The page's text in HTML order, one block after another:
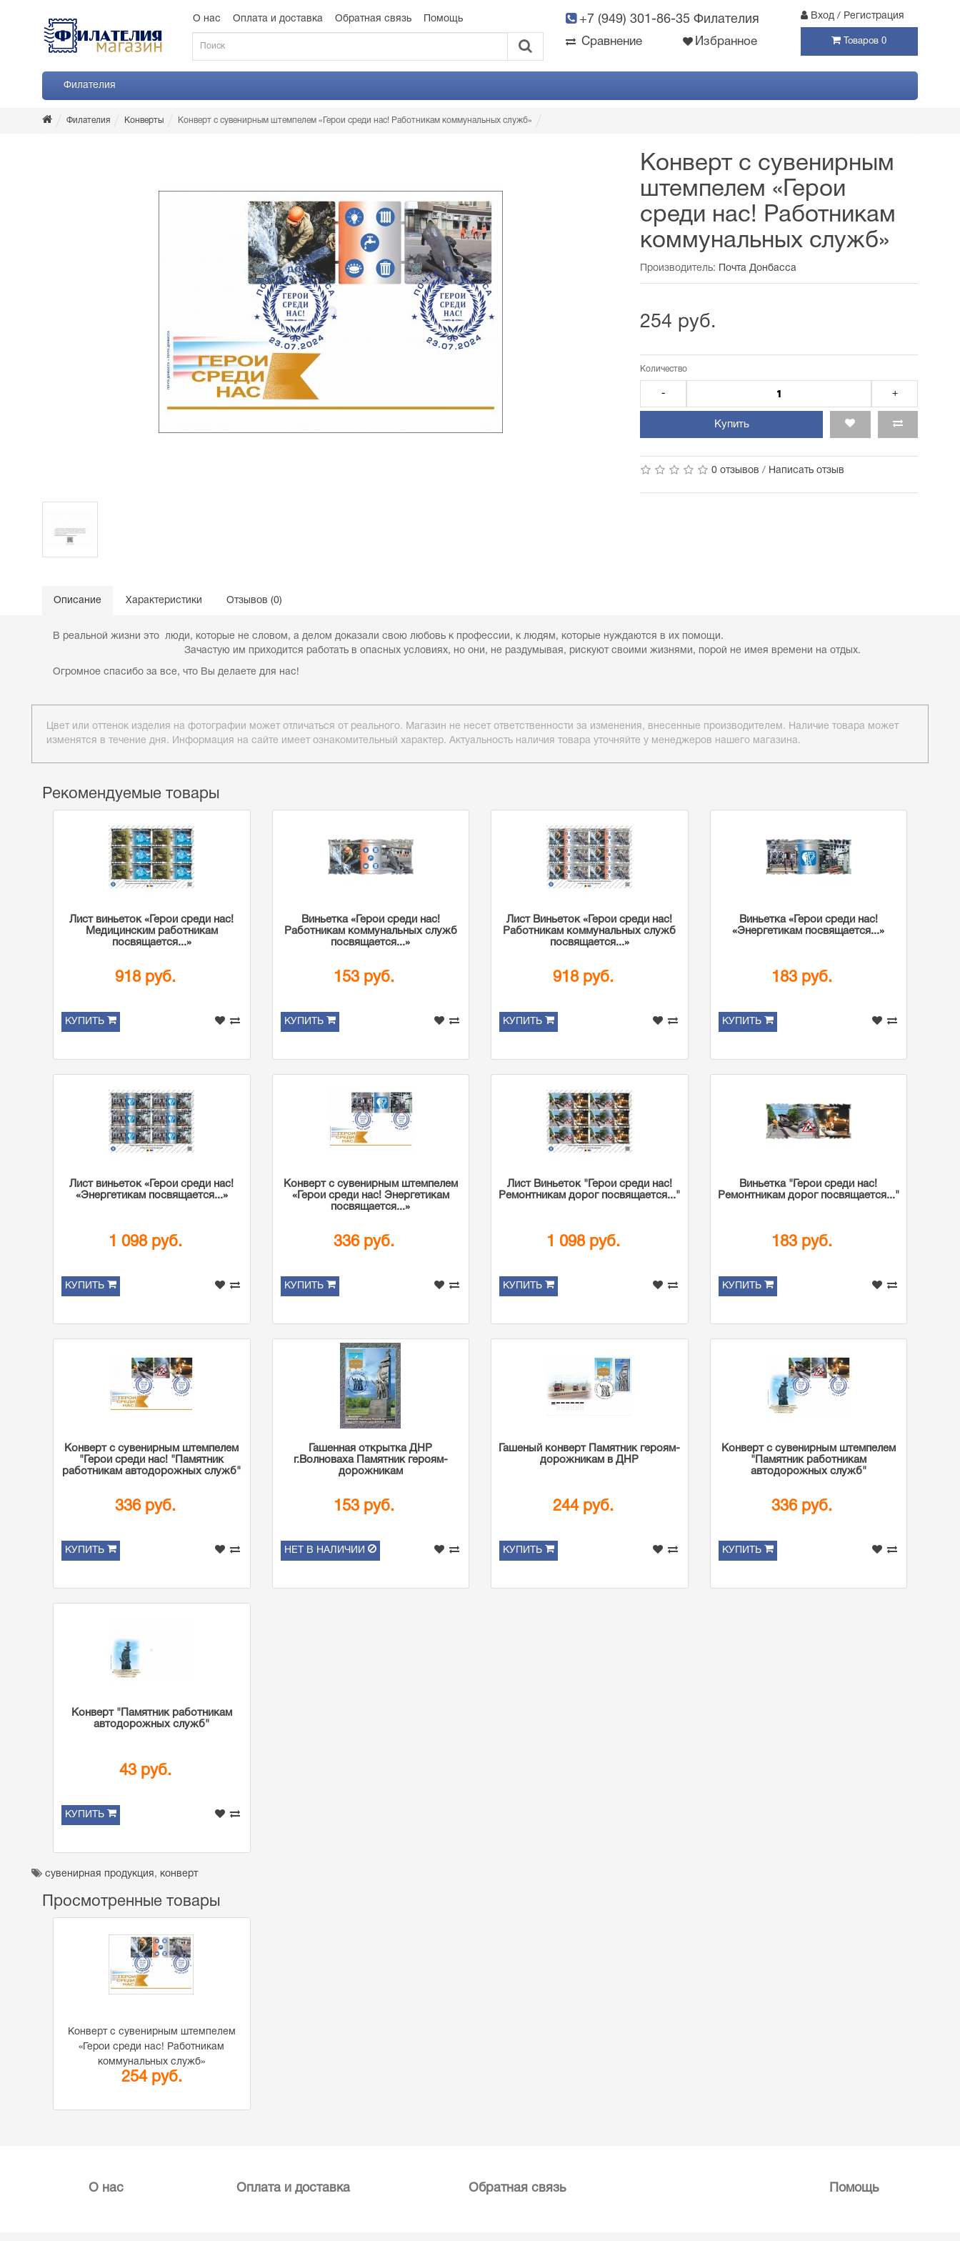
О нас Оплата и доставка Обратная связь Помощь +7 (949) 301-86-35 Филателия Вход / Регистрация
Сравнение Избранное Товаров 0
Филателия
Филателия Конверты Конверт с сувенирным штемпелем «Герои среди нас! Работникам коммунальных служб»
Конверт с сувенирным
штемпелем «Герои
среди нас! Работникам
коммунальных служб»
Производитель: Почта Донбасса
254 руб.
Количество
- +
Купить
0 отзывов / Написать отзыв
Описание Характеристики Отзывов (0)
В реальной жизни это люди, которые не словом, а делом доказали свою любовь к профессии, к людям, которые нуждаются в их помощи.
Зачастую им приходится работать в опасных условиях, но они, не раздумывая, рискуют своими жизнями, порой не имея времени на отдых.
Огромное спасибо за все, что Вы делаете для нас!
Цвет или оттенок изделия на фотографии может отличаться от реального. Магазин не несет ответственности за изменения, внесенные производителем. Наличие товара может
изменятся в течение дня. Информация на сайте имеет ознакомительный характер. Актуальность наличия товара уточняйте у менеджеров нашего магазина.
Рекомендуемые товары
Лист виньеток «Герои среди нас!
Медицинским работникам
посвящается...»
918 руб.
КУПИТЬ
Виньетка «Герои среди нас!
Работникам коммунальных служб
посвящается...»
153 руб.
КУПИТЬ
Лист Виньеток «Герои среди нас!
Работникам коммунальных служб
посвящается...»
918 руб.
КУПИТЬ
Виньетка «Герои среди нас!
«Энергетикам посвящается...»
183 руб.
КУПИТЬ
Лист виньеток «Герои среди нас!
«Энергетикам посвящается...»
1 098 руб.
КУПИТЬ
Конверт с сувенирным штемпелем
«Герои среди нас! Энергетикам
посвящается...»
336 руб.
КУПИТЬ
Лист Виньеток "Герои среди нас!
Ремонтникам дорог посвящается..."
1 098 руб.
КУПИТЬ
Виньетка "Герои среди нас!
Ремонтникам дорог посвящается..."
183 руб.
КУПИТЬ
Конверт с сувенирным штемпелем
"Герои среди нас! "Памятник
работникам автодорожных служб"
336 руб.
КУПИТЬ
Гашенная открытка ДНР
г.Волноваха Памятник героям-
дорожникам
153 руб.
НЕТ В НАЛИЧИИ
Гашеный конверт Памятник героям-
дорожникам в ДНР
244 руб.
КУПИТЬ
Конверт с сувенирным штемпелем
"Памятник работникам
автодорожных служб"
336 руб.
КУПИТЬ
Конверт "Памятник работникам
автодорожных служб"
43 руб.
КУПИТЬ
сувенирная продукция, конверт
Просмотренные товары
Конверт с сувенирным штемпелем
«Герои среди нас! Работникам
коммунальных служб»
254 руб.
О нас Оплата и доставка Обратная связь Помощь